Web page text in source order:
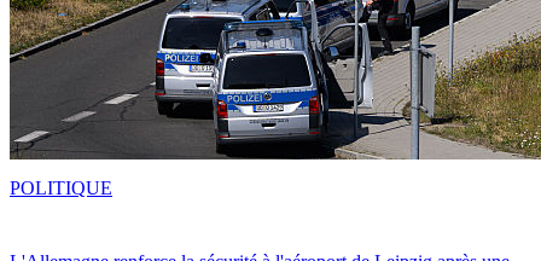
POLITIQUE